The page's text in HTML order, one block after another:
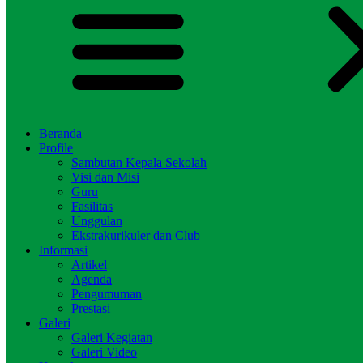
Beranda
Profile
Sambutan Kepala Sekolah
Visi dan Misi
Guru
Fasilitas
Unggulan
Ekstrakurikuler dan Club
Informasi
Artikel
Agenda
Pengumuman
Prestasi
Galeri
Galeri Kegiatan
Galeri Video